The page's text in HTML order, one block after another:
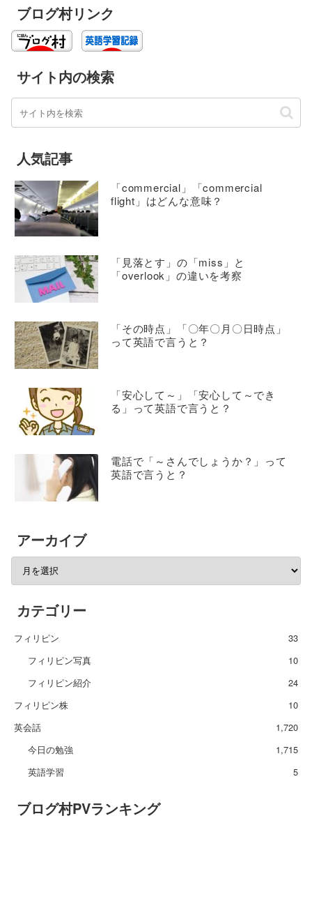
ブログ村リンク
サイト内の検索
人気記事
「commercial」「commercial
flight」はどんな意味？
「見落とす」の「miss」と
「overlook」の違いを考察
「その時点」「〇年〇月〇日時点」
って英語で言うと？
「安心して～」「安心して～でき
る」って英語で言うと？
電話で「～さんでしょうか？」って
英語で言うと？
アーカイブ
カテゴリー
フィリピン
33
フィリピン写真
10
フィリピン紹介
24
フィリピン株
10
英会話
1,720
今日の勉強
1,715
英語学習
5
ブログ村PVランキング